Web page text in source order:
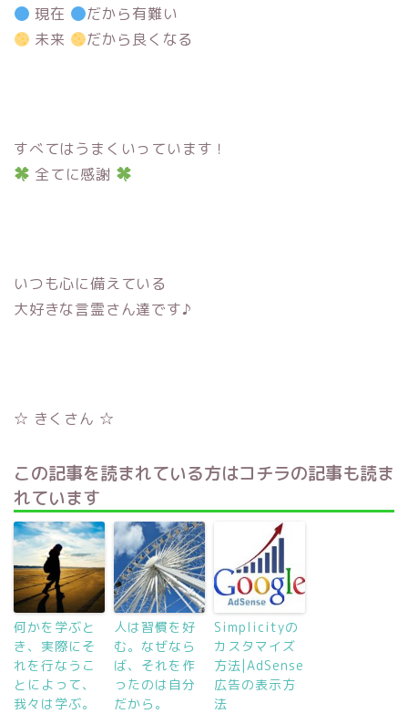
現在
だから有難い
未来
だから良くなる
すべてはうまくいっています！
全てに感謝
いつも心に備えている
大好きな言霊さん達です♪
☆ きくさん ☆
この記事を読まれている方はコチラの記事も読ま
れています
何かを学ぶと
き、実際にそ
れを行なうこ
とによって、
我々は学ぶ。
人は習慣を好
む。なぜなら
ば、それを作
ったのは自分
だから。
Simplicityの
カスタマイズ
方法|AdSense
広告の表示方
法